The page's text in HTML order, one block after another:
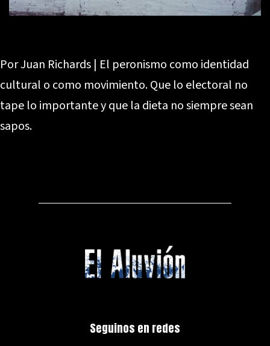
Por Juan Richards | El peronismo como identidad
cultural o como movimiento. Que lo electoral no
tape lo importante y que la dieta no siempre sean
sapos.
Seguinos en redes